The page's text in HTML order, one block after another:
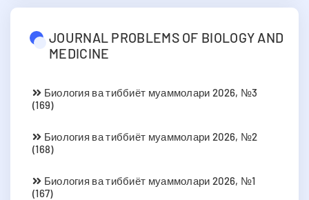
JOURNAL PROBLEMS OF BIOLOGY AND
MEDICINE
Биология ва тиббиёт муаммолари 2026, №3
(169)
Биология ва тиббиёт муаммолари 2026, №2
(168)
Биология ва тиббиёт муаммолари 2026, №1
(167)